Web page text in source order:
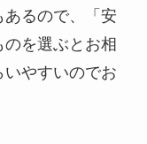
るので、「安
を選ぶとお相
やすいのでお